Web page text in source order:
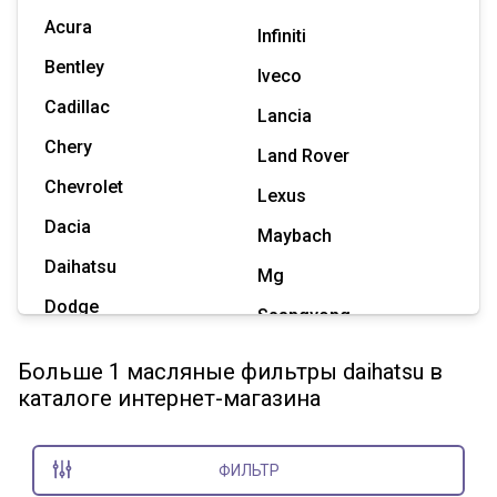
Acura
Bentley
Cadillac
Chery
Chevrolet
Dacia
Daihatsu
Dodge
Great Wall
Hummer
Infiniti
Iveco
Lancia
Land Rover
Lexus
Maybach
Mg
Ssangyong
Tesla
Больше 1 масляные фильтры daihatsu в
каталоге интернет-магазина
ФИЛЬТР